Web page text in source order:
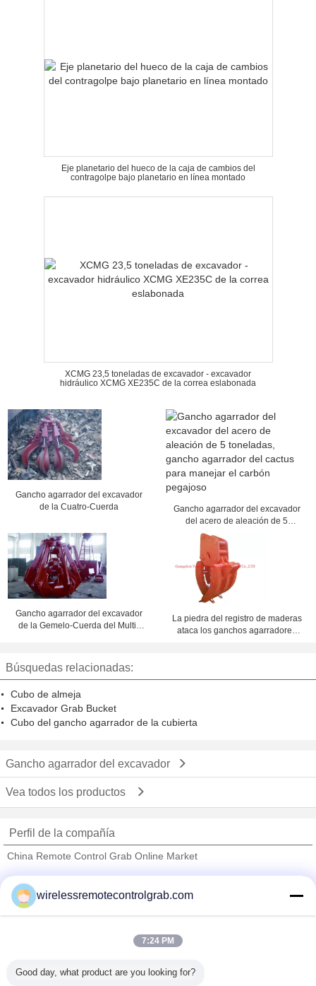
Eje planetario del hueco de la caja de cambios del
contragolpe bajo planetario en línea montado
XCMG 23,5 toneladas de excavador - excavador
hidráulico XCMG XE235C de la correa eslabonada
Gancho agarrador del excavador
de la Cuatro-Cuerda
Gancho agarrador del excavador
del acero de aleación de 5
toneladas, gancho agarrador del
cactus para manejar el carbón
pegajoso
Gancho agarrador del excavador
de la Gemelo-Cuerda del Multi-
La piedra del registro de maderas
ataca los ganchos agarradores
Búsquedas relacionadas:
Cubo de almeja
Excavador Grab Bucket
Cubo del gancho agarrador de la cubierta
Gancho agarrador del excavador
Vea todos los productos
Perfil de la compañía
China Remote Control Grab Online Market
Trust Seal
Verified Suplier
Todos los productos
wirelessremotecontrolgrab.com
7:24 PM
Good day, what product are you looking for?